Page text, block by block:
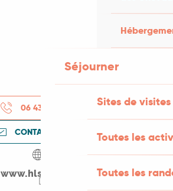
Séjourner
Sites de visites
Toutes les
Toutes les
06 43 45 01
CONTACTEZ-NOUS
www.hls-wolf.fr